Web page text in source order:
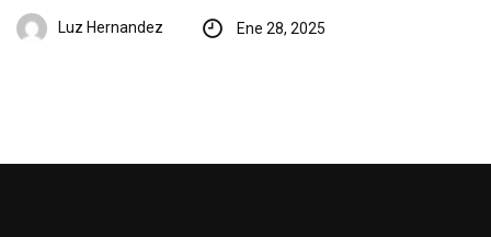
Luz Hernandez Ene 28, 2025